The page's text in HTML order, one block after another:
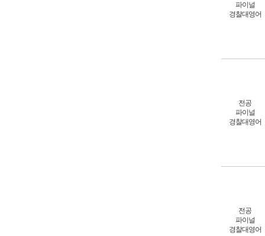
파이널
경찰대영어
전공
파이널
경찰대영어
전공
파이널
경찰대영어